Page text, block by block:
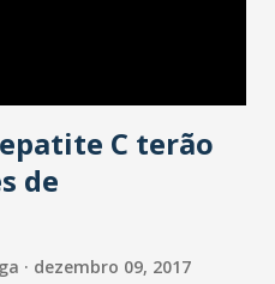
C terão
de
dezembro 09, 2017